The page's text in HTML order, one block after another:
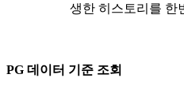
생한 히스토리를 한
PG 데이터 기준 조회